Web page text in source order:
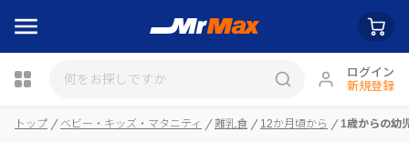
ログイン
新規登録
瓶詰
トップ ベビー・キッズ・マタニティ 離乳食 12か月頃から 1歳からの幼